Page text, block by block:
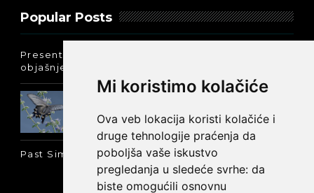
Mi koristimo kolačiće
Ova veb lokacija koristi kolačiće i
druge tehnologije praćenja da
poboljša vaše iskustvo
pregledanja u sledeće svrhe: da
biste omogućili osnovnu
Popular Posts
Present Perfect Simple - najjednostavnije
objašnjenje :-)
Past Simple i Past Continuous - razlika